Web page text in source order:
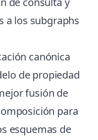
a los subgraphs
canónica
de propiedad
fusión de
para
esquemas de